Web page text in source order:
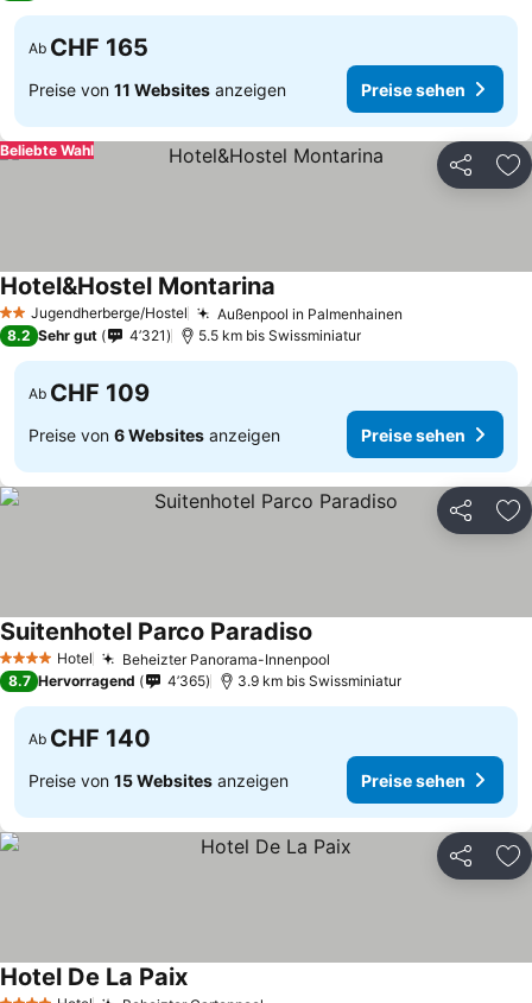
Ab CHF 165
Preise von 11 Websites anzeigen Preise sehen
Teilen
Beliebte Wahl
2 SterneJugendherberge/Hostel Außenpool in Palmenhainen
Hotel&Hostel Montarina
8.2 Sehr gut 4’321 5.5 km bis Swissminiatur
Ab CHF 109
Preise von 6 Websites anzeigen Preise sehen
Teilen
4 Sterne Hotel Beheizter Panorama-Innenpool
Suitenhotel Parco Paradiso
8.7 Hervorragend 4’365 3.9 km bis Swissminiatur
Ab CHF 140
Preise von 15 Websites anzeigen Preise sehen
Teilen
Hotel De La PaixPreise sehen